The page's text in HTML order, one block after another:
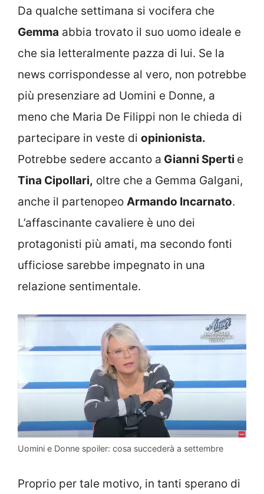
Da qualche settimana si vocifera che
Gemma abbia trovato il suo uomo ideale e
che sia letteralmente pazza di lui. Se la
news corrispondesse al vero, non potrebbe
più presenziare ad Uomini e Donne, a
meno che Maria De Filippi non le chieda di
partecipare in veste di opinionista.
Potrebbe sedere accanto a Gianni Sperti e
Tina Cipollari, oltre che a Gemma Galgani,
anche il partenopeo Armando Incarnato.
L’affascinante cavaliere è uno dei
protagonisti più amati, ma secondo fonti
ufficiose sarebbe impegnato in una
relazione sentimentale.
Uomini e Donne spoiler: cosa succederà a settembre
Proprio per tale motivo, in tanti sperano di